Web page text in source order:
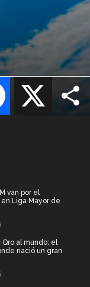
X
Facebook
van por el
Liga Mayor de
Qro al mundo: el
nació un gran